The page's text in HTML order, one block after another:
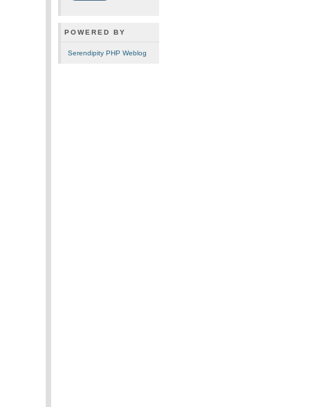
POWERED BY
Serendipity PHP Weblog